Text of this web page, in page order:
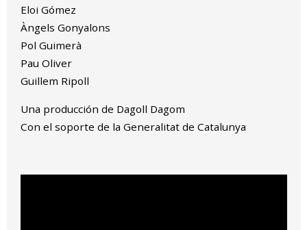
Eloi Gómez
Àngels Gonyalons
Pol Guimerà
Pau Oliver
Guillem Ripoll
Una producción de Dagoll Dagom
Con el soporte de la Generalitat de Catalunya